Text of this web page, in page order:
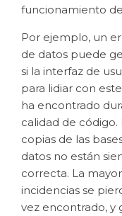
funcionamiento
Por ejemplo, un
de datos puede
si la interfaz de
para lidiar con
ha encontrado
calidad de
copias de las
datos no están
correcta. La
incidencias se
vez encontrado, y